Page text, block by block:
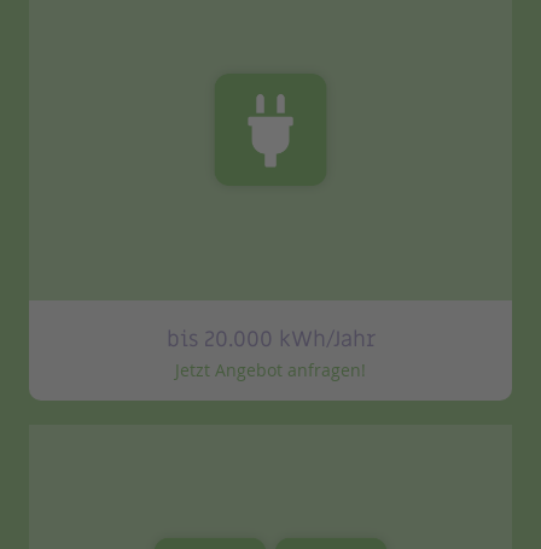
bis 20.000 kWh/Jahr
Jetzt Angebot anfragen!